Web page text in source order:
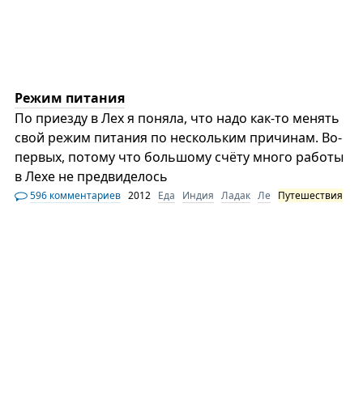
Режим питания
По приезду в Лех я поняла, что надо как-то менять
свой режим питания по нескольким причинам. Во-
первых, потому что большому счёту много работы
в Лехе не предвиделось
596 комментариев 2012 Еда Индия Ладак Ле Путешествия